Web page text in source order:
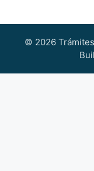
© 2026